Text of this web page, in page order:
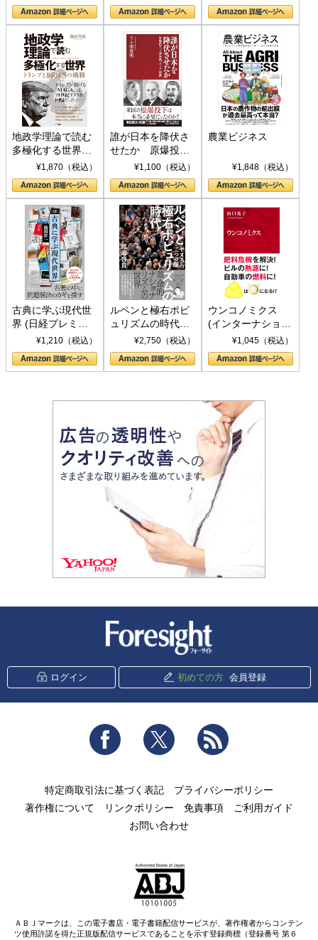
地政学理論で読む
多極化する世界：
トランプとBRICS
の挑戦
¥1,870（税込）
誰が日本を降伏さ
せたか 原爆投
下、ソ連参戦、そ
して聖断 (PHP新
書)
¥1,100（税込）
農業ビジネス
¥1,848（税込）
古典に学ぶ現代世
界 (日経プレミア
シリーズ)¥1,210（税込）
ルペンと極右ポピ
ュリズムの時代：
〈ヤヌス〉の二つ
の顔
¥2,750（税込）
ウンコノミクス
(インターナショナ
ル新書)¥1,045（税込）
ログイン 初めての方 会員登録
Facebook Twitter
特定商取引法に基づく表記
プライバシーポリシー
著作権について
リンクポリシー 免責事項
ご利用ガイド
お問い合わせ
ＡＢＪマークは、この電子書店・電子書籍配信サービスが、著作権者からコンテン
ツ使用許諾を得た正規版配信サービスであることを示す登録商標（登録番号 第６